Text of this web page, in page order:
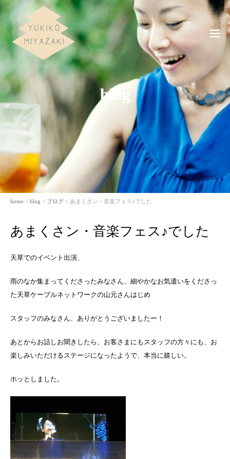
blog
home > blog > ブログ > あまくさン・音楽フェス♪でした
あまくさン・音楽フェス♪でした
天草でのイベント出演、
雨のなか集まってくださったみなさん、細やかなお気遣いをくださっ
た天草ケーブルネットワークの山元さんはじめ
スタッフのみなさん、ありがとうございましたー！
あとからお話しお聞きしたら、お客さまにもスタッフの方々にも、お
楽しみいただけるステージになったようで、本当に嬉しい。
ホッとしました。